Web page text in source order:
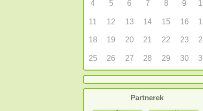
4 5 6 7 8 9
11 12 13 14 15 16
18 19 20 21 22 23
25 26 27 28 29 30
Partnerek